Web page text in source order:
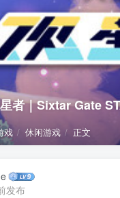
者｜Sixtar Gate
戏 休闲游戏 正文
发布